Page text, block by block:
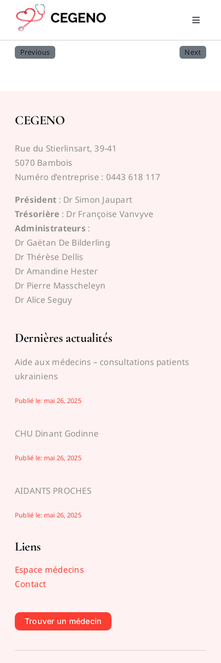
content
Toggle
Home
Trouver un médecin
News
Liens utiles
Espace médecins
Previous Next
CEGENO
Rue du Stierlinsart, 39-41
5070 Bambois
Numéro d’entreprise : 0443 618 117
Président : Dr Simon Jaupart
Trésorière : Dr Françoise Vanvyve
Administrateurs :
Dr Gaëtan De Bilderling
Dr Thérèse Dellis
Dr Amandine Hester
Dr Pierre Masscheleyn
Dr Alice Seguy
Dernières actualités
Aide aux médecins – consultations patients
ukrainiens
Publié le: mai 26, 2025
CHU Dinant Godinne
Publié le: mai 26, 2025
AIDANTS PROCHES
Publié le: mai 26, 2025
Liens
Espace médecins
Contact
Trouver un médecin